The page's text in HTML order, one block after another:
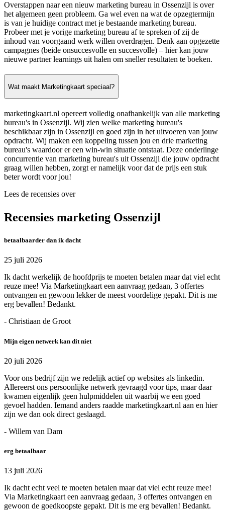
Overstappen naar een nieuw marketing bureau in Ossenzijl is over
het algemeen geen probleem. Ga wel even na wat de opzegtermijn
is van je huidige contract met je bestaande marketing bureau.
Probeer met je vorige marketing bureau af te spreken of zij de
inhoud van voorgaand werk willen overdragen. Denk aan opgezette
campagnes (beide onsuccesvolle en succesvolle) – hier kan jouw
nieuwe partner learnings uit halen om sneller resultaten te boeken.
Wat maakt Marketingkaart speciaal?
marketingkaart.nl opereert volledig onafhankelijk van alle marketing
bureau's in Ossenzijl. Wij zien welke marketing bureau's
beschikbaar zijn in Ossenzijl en goed zijn in het uitvoeren van jouw
opdracht. Wij maken een koppeling tussen jou en drie marketing
bureau's waardoor er een win-win situatie ontstaat. Deze onderlinge
concurrentie van marketing bureau's uit Ossenzijl die jouw opdracht
graag willen hebben, zorgt er namelijk voor dat de prijs een stuk
beter wordt voor jou!
Lees de recensies over
Recensies marketing Ossenzijl
betaalbaarder dan ik dacht
25 juli 2026
Ik dacht werkelijk de hoofdprijs te moeten betalen maar dat viel echt
reuze mee! Via Marketingkaart een aanvraag gedaan, 3 offertes
ontvangen en gewoon lekker de meest voordelige gepakt. Dit is me
erg bevallen! Bedankt.
- Christiaan de Groot
Mijn eigen netwerk kan dit niet
20 juli 2026
Voor ons bedrijf zijn we redelijk actief op websites als linkedin.
Allereerst ons persoonlijke netwerk gevraagd voor tips, maar daar
kwamen eigenlijk geen hulpmiddelen uit waarbij we een goed
gevoel hadden. Iemand anders raadde marketingkaart.nl aan en hier
zijn we dan ook direct geslaagd.
- Willem van Dam
erg betaalbaar
13 juli 2026
Ik dacht echt veel te moeten betalen maar dat viel echt reuze mee!
Via Marketingkaart een aanvraag gedaan, 3 offertes ontvangen en
gewoon de goedkoopste gepakt. Dit is me erg bevallen! Bedankt.